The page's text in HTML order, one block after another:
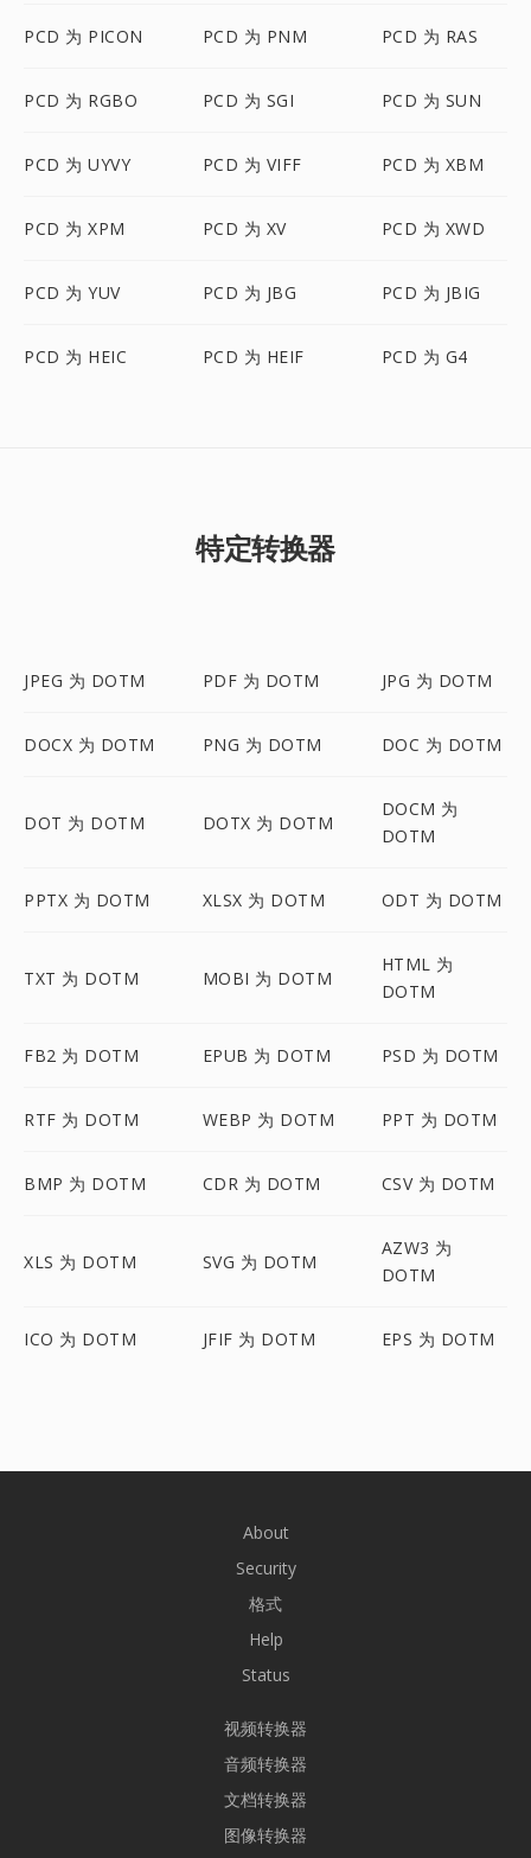
PCD 为 PICON PCD 为 PNM PCD 为 RAS
PCD 为 RGBO PCD 为 SGI PCD 为 SUN
PCD 为 UYVY PCD 为 VIFF PCD 为 XBM
PCD 为 XPM PCD 为 XV PCD 为 XWD
PCD 为 YUV PCD 为 JBG PCD 为 JBIG
PCD 为 HEIC PCD 为 HEIF PCD 为 G4
特定转换器
JPEG 为 DOTM PDF 为 DOTM JPG 为 DOTM
DOCX 为 DOTM PNG 为 DOTM DOC 为 DOTM
DOT 为 DOTM DOTX 为 DOTM
DOCM 为
DOTM
PPTX 为 DOTM XLSX 为 DOTM ODT 为 DOTM
TXT 为 DOTM MOBI 为 DOTM
HTML 为
DOTM
FB2 为 DOTM EPUB 为 DOTM PSD 为 DOTM
RTF 为 DOTM WEBP 为 DOTM PPT 为 DOTM
BMP 为 DOTM CDR 为 DOTM CSV 为 DOTM
XLS 为 DOTM SVG 为 DOTM
AZW3 为
DOTM
ICO 为 DOTM JFIF 为 DOTM EPS 为 DOTM
About
Security
格式
Help
Status
视频转换器
音频转换器
文档转换器
图像转换器